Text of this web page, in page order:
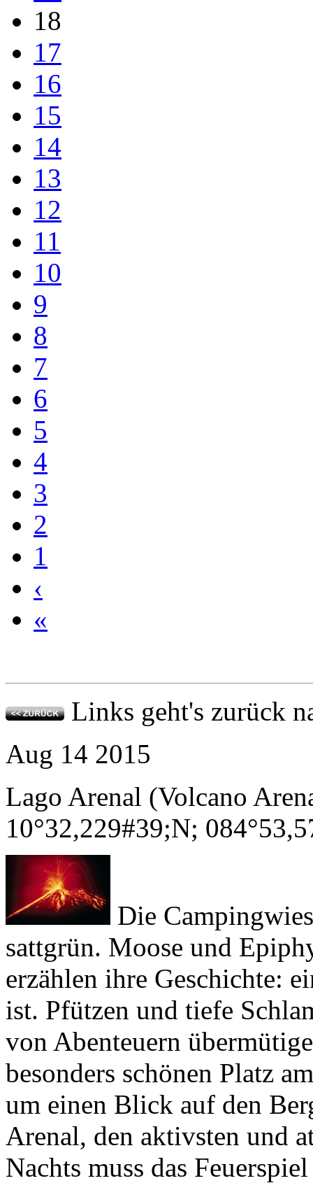
17
16
15
14
13
12
11
10
9
8
7
6
5
4
3
2
1
‹
«
Aug 14 2015
Lago Arenal (Volcano
10°32,229#39;N;
sattgrün. Moose und
erzählen ihre Geschichte:
ist. Pfützen und tiefe
von Abenteuern
besonders schönen Platz
um einen Blick auf den
Arenal , den aktivsten und
Nachts muss das
Augenschmaus sein. Doch